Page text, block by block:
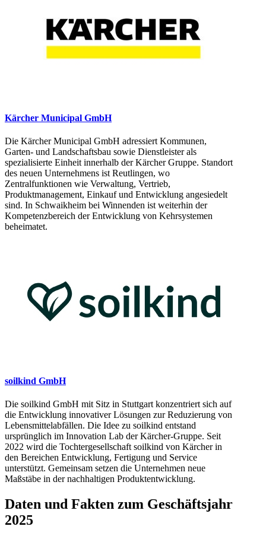
Kärcher Municipal GmbH
Die Kärcher Municipal GmbH adressiert Kommunen,
Garten- und Landschaftsbau sowie Dienstleister als
spezialisierte Einheit innerhalb der Kärcher Gruppe. Standort
des neuen Unternehmens ist Reutlingen, wo
Zentralfunktionen wie Verwaltung, Vertrieb,
Produktmanagement, Einkauf und Entwicklung angesiedelt
sind. In Schwaikheim bei Winnenden ist weiterhin der
Kompetenzbereich der Entwicklung von Kehrsystemen
beheimatet.
soilkind GmbH
Die soilkind GmbH mit Sitz in Stuttgart konzentriert sich auf
die Entwicklung innovativer Lösungen zur Reduzierung von
Lebensmittelabfällen. Die Idee zu soilkind entstand
ursprünglich im Innovation Lab der Kärcher-Gruppe. Seit
2022 wird die Tochtergesellschaft soilkind von Kärcher in
den Bereichen Entwicklung, Fertigung und Service
unterstützt. Gemeinsam setzen die Unternehmen neue
Maßstäbe in der nachhaltigen Produktentwicklung.
Daten und Fakten zum Geschäftsjahr
2025